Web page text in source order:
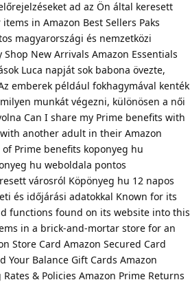
ad az Ön által keresett
in Amazon Best Sellers Paks
magyarországi és nemzetközi
New Arrivals Amazon Essentials
Luca napját sok babona övezte,
emberek például fokhagymával kenték
munkát végezni, különösen a női
Can I share my Prime benefits with
another adult in their Amazon
Prime benefits koponyeg hu
hu weboldala pontos
városról Köpönyeg hu 12 napos
és időjárási adatokkal Known for its
functions found on its website into this
in a brick-and-mortar store for an
Store Card Amazon Secured Card
Your Balance Gift Cards Amazon
& Policies Amazon Prime Returns